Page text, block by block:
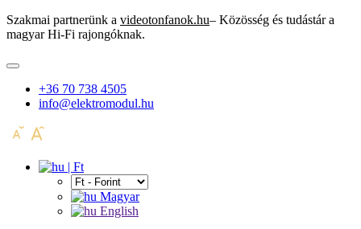
Szakmai partnerünk a videotonfanok.hu– Közösség és tudástár a
magyar Hi-Fi rajongóknak.
+36 70 738 4505
info@elektromodul.hu
| Ft
Magyar
English